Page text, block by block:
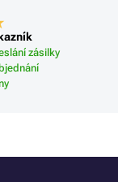
zásilky